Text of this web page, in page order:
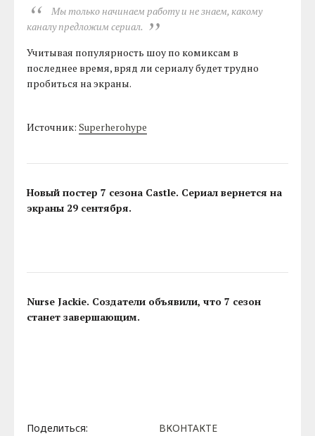
Мы только начинаем работу и не знаем, какому
каналу предложим сериал.
Учитывая популярность шоу по комиксам в
последнее время, вряд ли сериалу будет трудно
пробиться на экраны.
Источник:Superherohype
Новый постер 7 сезона Castle. Сериал вернется на
экраны 29 сентября.
Nurse Jackie. Создатели объявили, что 7 сезон
станет завершающим.
Поделиться:
ВКОНТАКТЕ